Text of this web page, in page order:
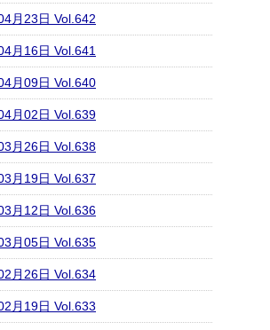
月23日 Vol.642
月16日 Vol.641
月09日 Vol.640
月02日 Vol.639
月26日 Vol.638
月19日 Vol.637
月12日 Vol.636
月05日 Vol.635
月26日 Vol.634
月19日 Vol.633